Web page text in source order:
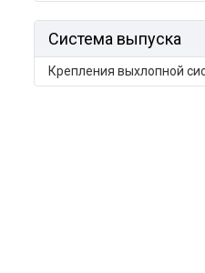
Система выпуска
Крепления выхлопной